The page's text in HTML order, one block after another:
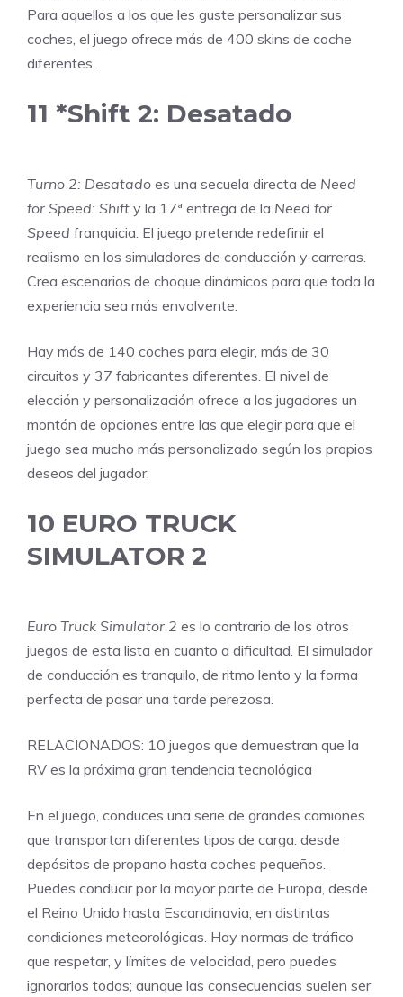
Para aquellos a los que les guste personalizar sus
coches, el juego ofrece más de 400 skins de coche
diferentes.
11 *Shift 2: Desatado
Turno 2: Desatado es una secuela directa de Need
for Speed: Shift y la 17ª entrega de la Need for
Speed franquicia. El juego pretende redefinir el
realismo en los simuladores de conducción y carreras.
Crea escenarios de choque dinámicos para que toda la
experiencia sea más envolvente.
Hay más de 140 coches para elegir, más de 30
circuitos y 37 fabricantes diferentes. El nivel de
elección y personalización ofrece a los jugadores un
montón de opciones entre las que elegir para que el
juego sea mucho más personalizado según los propios
deseos del jugador.
10 EURO TRUCK
SIMULATOR 2
Euro Truck Simulator 2 es lo contrario de los otros
juegos de esta lista en cuanto a dificultad. El simulador
de conducción es tranquilo, de ritmo lento y la forma
perfecta de pasar una tarde perezosa.
RELACIONADOS: 10 juegos que demuestran que la
RV es la próxima gran tendencia tecnológica
En el juego, conduces una serie de grandes camiones
que transportan diferentes tipos de carga: desde
depósitos de propano hasta coches pequeños.
Puedes conducir por la mayor parte de Europa, desde
el Reino Unido hasta Escandinavia, en distintas
condiciones meteorológicas. Hay normas de tráfico
que respetar, y límites de velocidad, pero puedes
ignorarlos todos; aunque las consecuencias suelen ser